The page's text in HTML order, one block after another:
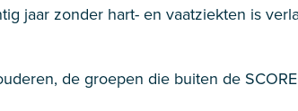
jaar zonder hart- en vaatziekten is
de groepen die buiten de